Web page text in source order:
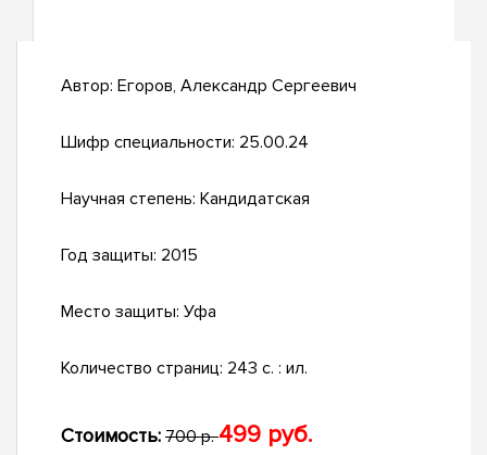
Автор: Егоров, Александр Сергеевич
Шифр специальности: 25.00.24
Научная степень: Кандидатская
Год защиты: 2015
Место защиты: Уфа
Количество страниц: 243 с. : ил.
Стоимость: 700 р.499 руб.